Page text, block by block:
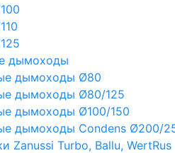
дымоходы
дымоходы Ø80
дымоходы Ø80/125
дымоходы Ø100/150
дымоходы Condens Ø200/
Zanussi Turbo, Ballu, WertRus